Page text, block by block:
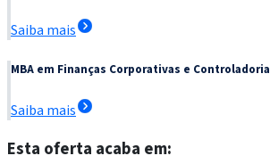
Saiba mais
MBA em Finanças Corporativas e Controladoria
Saiba mais
Esta oferta acaba em: